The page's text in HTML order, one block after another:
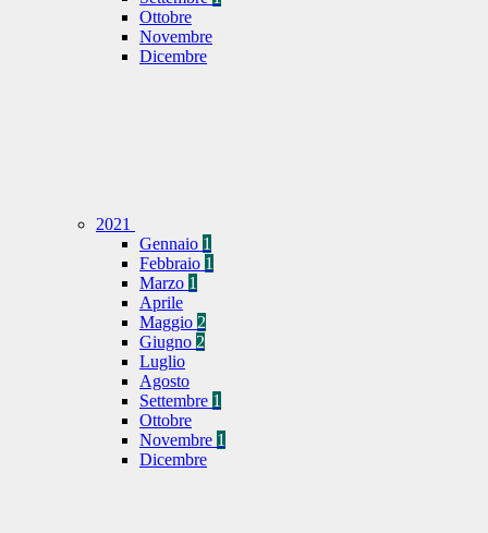
Ottobre
Novembre
Dicembre
2021
Gennaio 1
Febbraio 1
Marzo 1
Aprile
Maggio 2
Giugno 2
Luglio
Agosto
Settembre 1
Ottobre
Novembre 1
Dicembre